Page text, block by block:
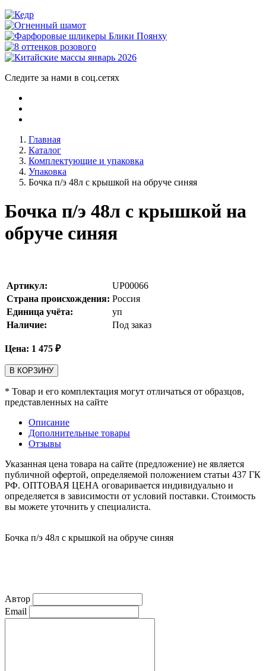
Следите за нами в соц.сетях
Главная
Каталог
Комплектующие и упаковка
Упаковка
Бочка п/э 48л с крышкой на обруче синяя
Бочка п/э 48л с крышкой на
обруче синяя
Артикул:
UP00066
Страна происхождения: Россия
Единица учёта:
уп
Наличие:
Под заказ
Цена: 1 475 ₽
В КОРЗИНУ
* Товар и его комплектация могут отличаться от образцов,
представленных на сайте
Описание
Дополнительные товары
Отзывы
Указанная цена товара на сайте (предложение) не является
публичной офертой, определяемой положением статьи 437 ГК
РФ. ОПТОВАЯ ЦЕНА оговаривается индивидуально и
определяется в зависимости от условий поставки. Стоимость
вы можете уточнить у специалиста.
Бочка п/э 48л с крышкой на обруче синяя
Автор
Email